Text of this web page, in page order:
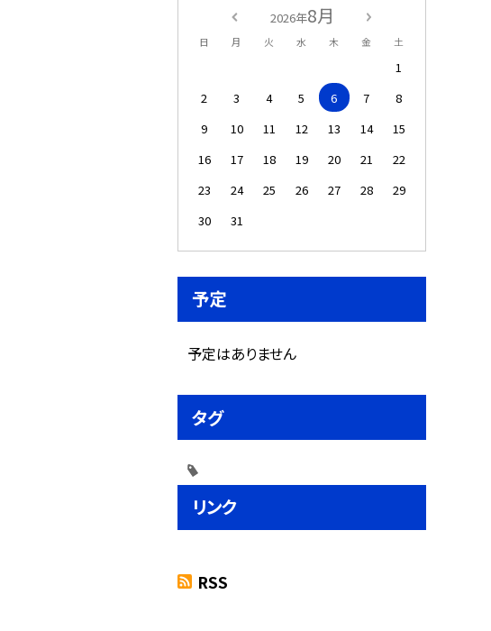
2026年8月
日 月 火 水 木 金 土
1
2
3 4 5 6 7
8
9
10 11 12 13 14
15
16
17 18 19 20 21
22
23
24 25 26 27 28
29
30
31
予定
予定はありません
タグ
リンク
RSS